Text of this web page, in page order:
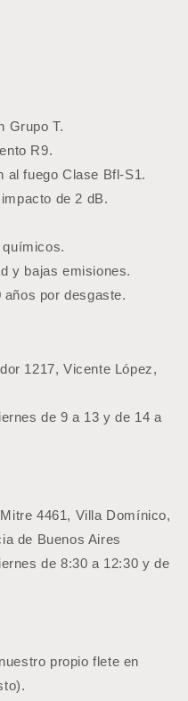
Grupo T.
R9.
al fuego Clase Bfl-S1.
de 2 dB.
y bajas emisiones.
por desgaste.
1217, Vicente López,
de 9 a 13 y de 14 a
4461, Villa Domínico,
de Buenos Aires
de 8:30 a 12:30 y de
propio flete en